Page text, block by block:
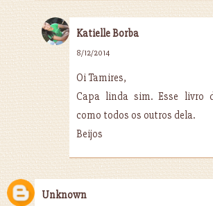
Katielle Borba
8/12/2014
Oi Tamires,
Capa linda sim. Esse livro
como todos os outros dela.
Beijos
Unknown